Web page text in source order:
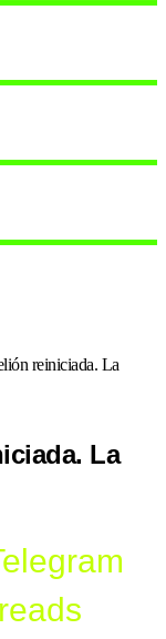
reiniciada. La
La